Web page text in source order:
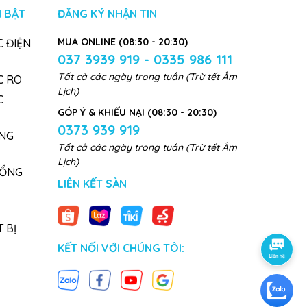
BẬT
ĐIỆN
RO
BỊ
ĐĂNG KÝ NHẬN TIN
MUA ONLINE (08:30 - 20:30)
037 3939 919 - 0335 986 111
Tất cả các ngày trong tuần (Trừ tết Âm
Lịch)
GÓP Ý & KHIẾU NẠI (08:30 - 20:30)
0373 939 919
Tất cả các ngày trong tuần (Trừ tết Âm
Lịch)
LIÊN KẾT SÀN
KẾT NỐI VỚI CHÚNG TÔI: